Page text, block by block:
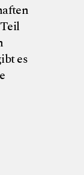
es